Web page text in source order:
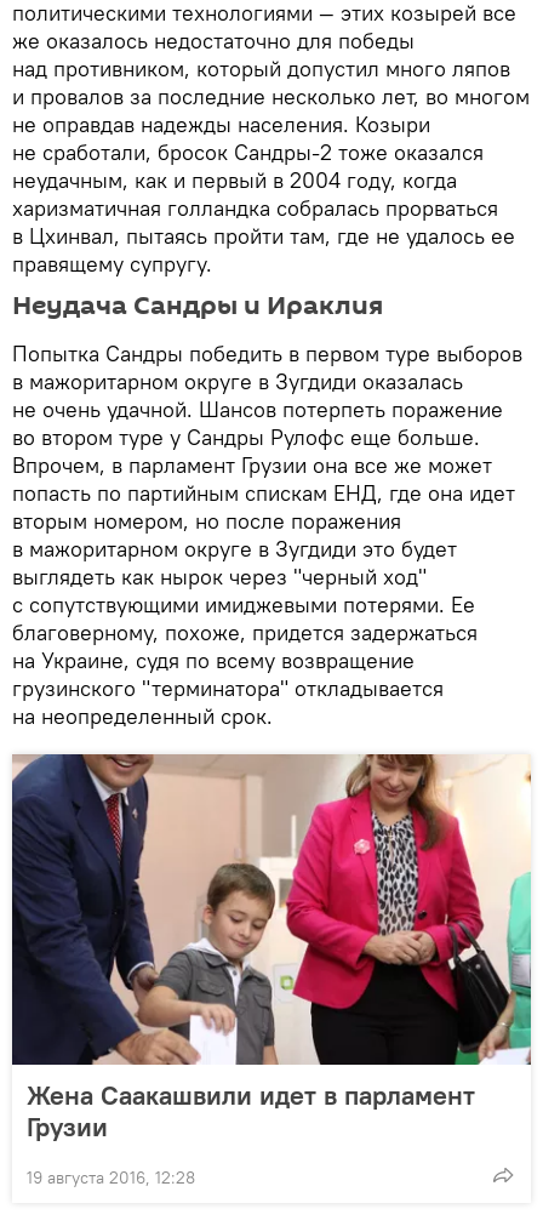
политическими технологиями — этих козырей все
же оказалось недостаточно для победы
над противником, который допустил много ляпов
и провалов за последние несколько лет, во многом
не оправдав надежды населения. Козыри
не сработали, бросок Сандры-2 тоже оказался
неудачным, как и первый в 2004 году, когда
харизматичная голландка собралась прорваться
в Цхинвал, пытаясь пройти там, где не удалось ее
правящему супругу.
Неудача Сандры и Ираклия
Попытка Сандры победить в первом туре выборов
в мажоритарном округе в Зугдиди оказалась
не очень удачной. Шансов потерпеть поражение
во втором туре у Сандры Рулофс еще больше.
Впрочем, в парламент Грузии она все же может
попасть по партийным спискам ЕНД, где она идет
вторым номером, но после поражения
в мажоритарном округе в Зугдиди это будет
выглядеть как нырок через "черный ход"
с сопутствующими имиджевыми потерями. Ее
благоверному, похоже, придется задержаться
на Украине, судя по всему возвращение
грузинского "терминатора" откладывается
на неопределенный срок.
Жена Саакашвили идет в парламент
Грузии
19 августа 2016, 12:28